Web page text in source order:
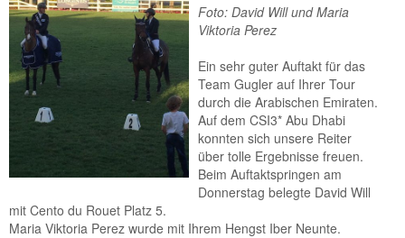
Foto: David Will und Maria
Viktoria Perez
Ein sehr guter Auftakt für das
Team Gugler auf Ihrer Tour
durch die Arabischen Emiraten.
Auf dem CSI3* Abu Dhabi
konnten sich unsere Reiter
über tolle Ergebnisse freuen.
Beim Auftaktspringen am
Donnerstag belegte David Will
mit Cento du Rouet Platz 5.
Maria Viktoria Perez wurde mit Ihrem Hengst Iber Neunte.